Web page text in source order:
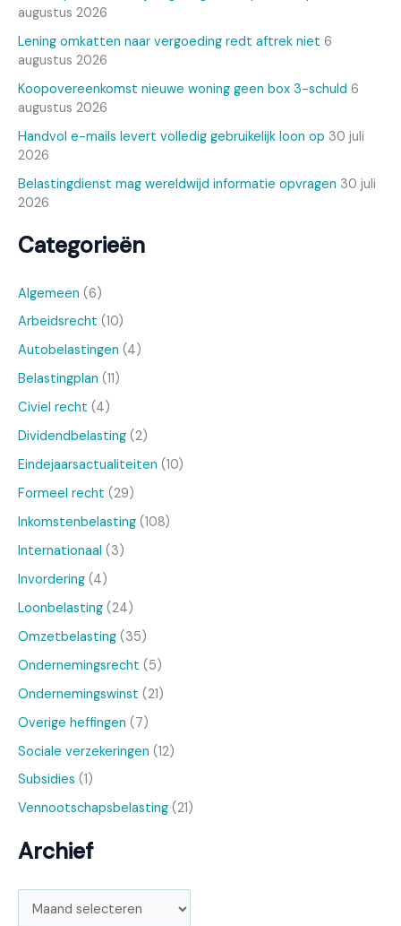
augustus 2026
Lening omkatten naar vergoeding redt aftrek niet 6
augustus 2026
Koopovereenkomst nieuwe woning geen box 3-schuld 6
augustus 2026
Handvol e-mails levert volledig gebruikelijk loon op 30 juli
2026
Belastingdienst mag wereldwijd informatie opvragen 30 juli
2026
Categorieën
Algemeen (6)
Arbeidsrecht (10)
Autobelastingen (4)
Belastingplan (11)
Civiel recht (4)
Dividendbelasting (2)
Eindejaarsactualiteiten (10)
Formeel recht (29)
Inkomstenbelasting (108)
Internationaal (3)
Invordering (4)
Loonbelasting (24)
Omzetbelasting (35)
Ondernemingsrecht (5)
Ondernemingswinst (21)
Overige heffingen (7)
Sociale verzekeringen (12)
Subsidies (1)
Vennootschapsbelasting (21)
Archief